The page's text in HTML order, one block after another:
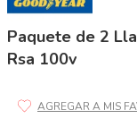
Paquete de 2
Rsa 100v